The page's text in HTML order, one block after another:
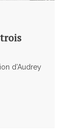
d’Audrey